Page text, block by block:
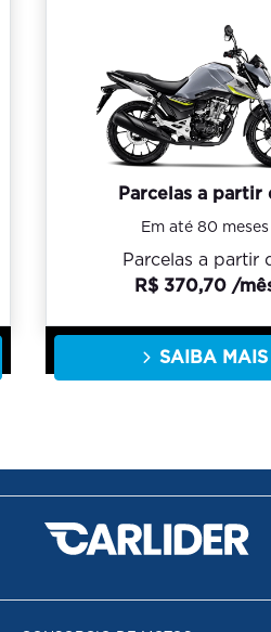
Parcelas a partir
Em até 80 meses
Parcelas a partir
R$ 370,70 /
SAIBA MAIS